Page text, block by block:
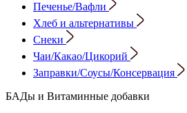
Печенье/Вафли
Хлеб и альтернативы
Снеки
Чаи/Какао/Цикорий
Заправки/Соусы/Консервация
БАДы и Витаминные добавки